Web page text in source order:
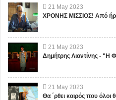
21 May 2023
ΧΡΟΝΗΣ ΜΙΣΣΙΟΣ! Από
21 May 2023
Δημήτρης Λιαντίνης - "Η
21 May 2023
Θα ΄ρθει καιρός που όλοι